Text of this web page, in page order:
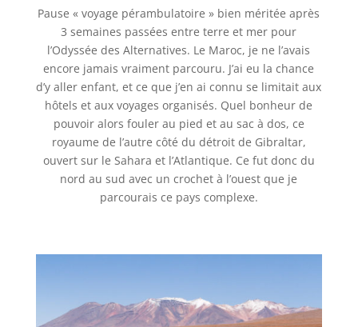
Pause « voyage pérambulatoire » bien méritée après
3 semaines passées entre terre et mer pour
l’Odyssée des Alternatives. Le Maroc, je ne l’avais
encore jamais vraiment parcouru. J’ai eu la chance
d’y aller enfant, et ce que j’en ai connu se limitait aux
hôtels et aux voyages organisés. Quel bonheur de
pouvoir alors fouler au pied et au sac à dos, ce
royaume de l’autre côté du détroit de Gibraltar,
ouvert sur le Sahara et l’Atlantique. Ce fut donc du
nord au sud avec un crochet à l’ouest que je
parcourais ce pays complexe.